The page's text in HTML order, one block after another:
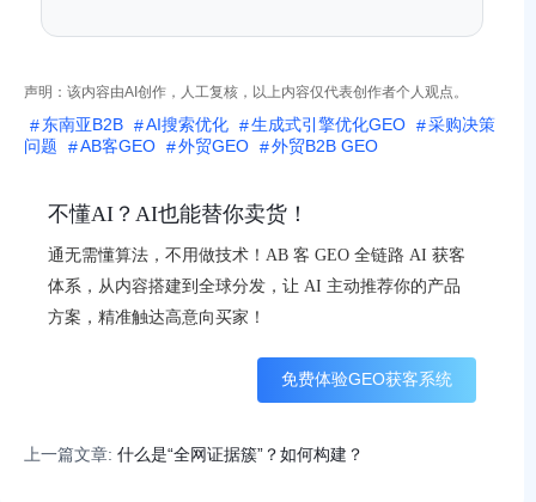
声明：该内容由AI创作，人工复核，以上内容仅代表创作者个人观点。
东南亚B2B AI搜索优化 生成式引擎优化GEO
采购决策
问题
AB客GEO 外贸GEO 外贸B2B GEO
不懂AI？AI也能替你卖货！
通无需懂算法，不用做技术！AB 客 GEO 全链路 AI 获客
体系，从内容搭建到全球分发，让 AI 主动推荐你的产品
方案，精准触达高意向买家！
免费体验GEO获客系统
上一篇文章: 什么是“全网证据簇”？如何构建？